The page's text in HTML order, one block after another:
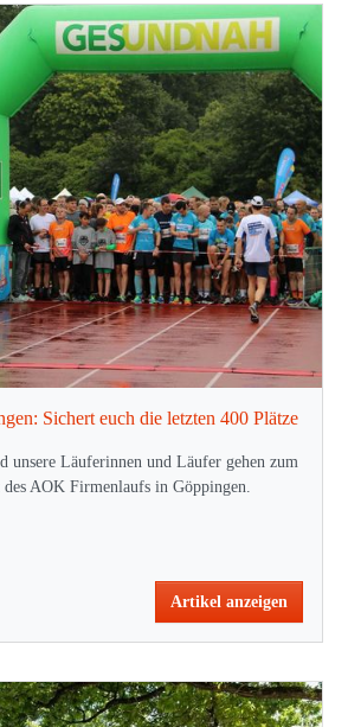
Sichert euch die letzten 400 Plätze
unsere Läuferinnen und Läufer gehen zum
AOK Firmenlaufs in Göppingen.
Artikel anzeigen